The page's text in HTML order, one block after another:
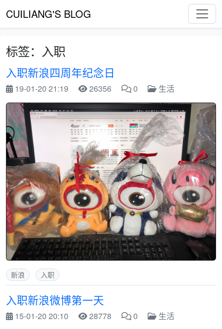
CUILIANG'S BLOG
标签：入职
入职新浪四周年纪念日
19-01-20 21:19 26356 0 生活
新浪 入职
入职新浪微博第一天
15-01-20 20:10 28778 0 生活